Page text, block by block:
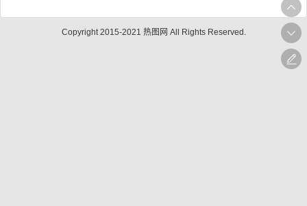
Copyright 2015-2021 热图网 All Rights Reserved.